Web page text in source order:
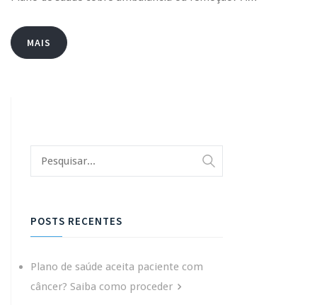
MAIS
POSTS RECENTES
Plano de saúde aceita paciente com
câncer? Saiba como proceder